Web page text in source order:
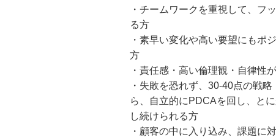
・チームワークを重視して、フ
る方
・素早い変化や高い要望にもポ
方
・責任感・高い倫理観・自律性
・失敗を恐れず、30-40点の戦
ら、自立的にPDCAを回し、と
し続けられる方
・顧客の中に入り込み、課題に